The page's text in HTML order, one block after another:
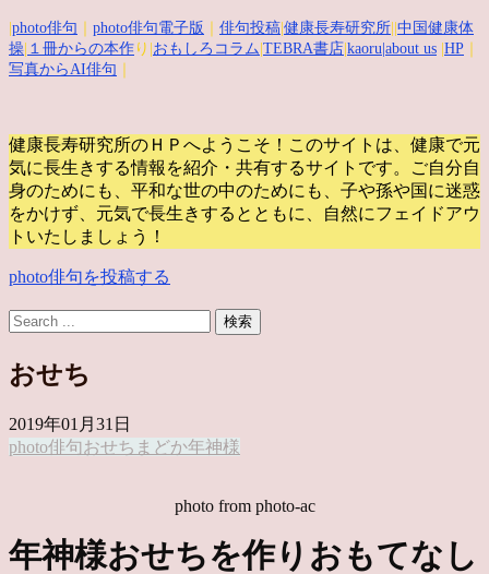
photo俳句 photo俳句電子版 俳句投稿 健康長寿研究所 中国健康体
操 １冊からの本作 り| おもしろコラム TEBRA書店 kaoru |about us HP
写真からAI俳句
健康長寿研究所のＨＰへようこそ！このサイトは、健康で元
気に長生きする情報を紹介・共有するサイトです。
ご自分自
身のためにも、平和な世の中のためにも、子や孫や国に迷惑
をかけず、元気で長生きするとともに、自然にフェイドアウ
トいたしましょう！
photo俳句を投稿する
おせち
2019年01月31日
photo俳句おせち まどか年神様
photo from photo-ac
年神様おせちを作りおもてなし